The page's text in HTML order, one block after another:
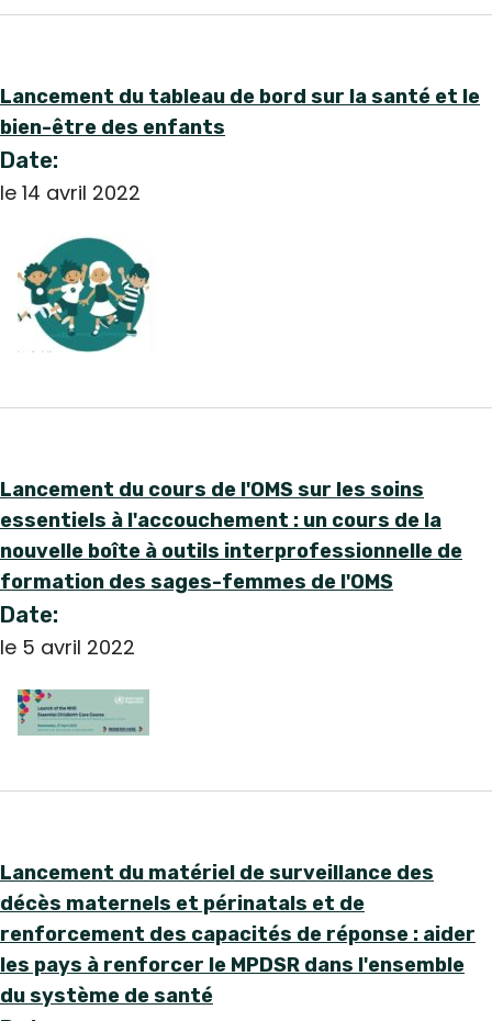
Lancement du tableau de bord sur la santé et le
bien-être des enfants
Date:
le 14 avril 2022
Lancement du cours de l'OMS sur les soins
essentiels à l'accouchement : un cours de la
nouvelle boîte à outils interprofessionnelle de
formation des sages-femmes de l'OMS
Date:
le 5 avril 2022
Lancement du matériel de surveillance des
décès maternels et périnatals et de
renforcement des capacités de réponse : aider
les pays à renforcer le MPDSR dans l'ensemble
du système de santé